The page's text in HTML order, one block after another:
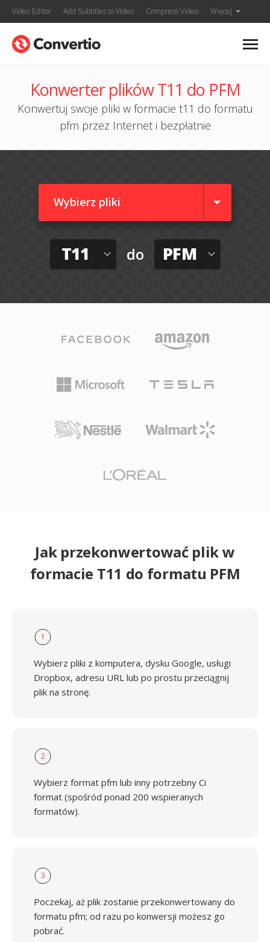
Video Editor Add Subtitles to Video Compress Video Więcej
Konwerter plików T11 do PFM
Konwertuj swoje pliki w formacie t11 do formatu
pfm przez Internet i bezpłatnie
Wybierz pliki
T11 do PFM
Jak przekonwertować plik w
formacie T11 do formatu PFM
1
Wybierz pliki z komputera, dysku Google, usługi
Dropbox, adresu URL lub po prostu przeciągnij
plik na stronę.
2
Wybierz format pfm lub inny potrzebny Ci
format (spośród ponad 200 wspieranych
formatów).
3
Poczekaj, aż plik zostanie przekonwertowany do
formatu pfm; od razu po konwersji możesz go
pobrać.